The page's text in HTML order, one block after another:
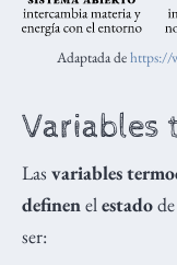
Adaptada dehttps://
Variables
Las variables
definenelestado
ser: